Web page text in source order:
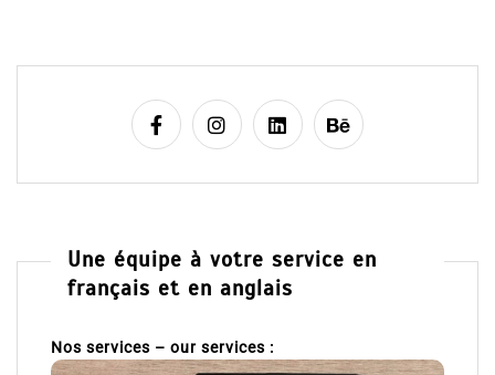
Une équipe à votre service en
français et en anglais
Nos services – our services :